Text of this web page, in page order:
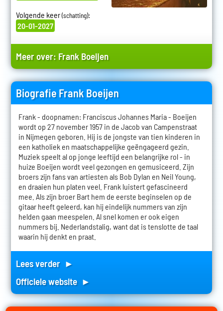
Volgende keer(schatting):
20-01-2027
Meer over: Frank Boeijen
Biografie Frank Boeijen
Frank - doopnamen: Franciscus Johannes Maria - Boeijen
wordt op 27 november 1957 in de Jacob van Campenstraat
in Nijmegen geboren. Hij is de jongste van tien kinderen in
een katholiek en maatschappelijke geëngageerd gezin.
Muziek speelt al op jonge leeftijd een belangrijke rol - in
huize Boeijen wordt veel gezongen en gemusiceerd. Zijn
broers zijn fans van artiesten als Bob Dylan en Neil Young,
en draaien hun platen veel. Frank luistert gefascineerd
mee. Als zijn broer Bart hem de eerste beginselen op de
gitaar heeft geleerd, kan hij eindelijk nummers van zijn
helden gaan meespelen. Al snel komen er ook eigen
nummers bij. Nederlandstalig, want dat is tenslotte de taal
waarin hij denkt en praat.
Lees verder ►
Officiele website ►